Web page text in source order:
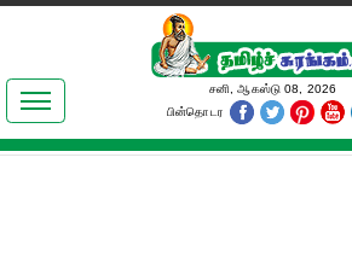
இலக்கியங்கள்
தமிழ் உலகம்
சனி, ஆகஸ்டு 08, 2026
பின்தொடர